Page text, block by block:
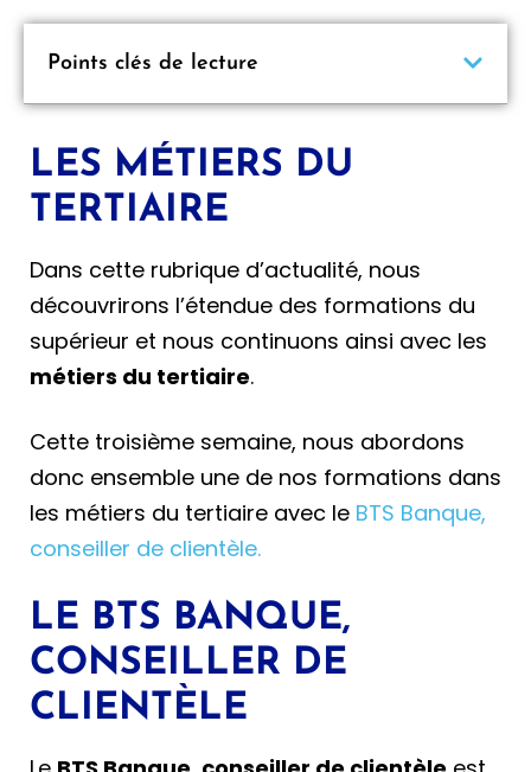
LES MÉTIERS DU
TERTIAIRE
Dans cette rubrique d’actualité, nous
découvrirons l’étendue des formations du
supérieur et nous continuons ainsi avec les
métiers du tertiaire.
Cette troisième semaine, nous abordons
donc ensemble une de nos formations dans
les métiers du tertiaire avec le BTS Banque,
conseiller de clientèle.
LE BTS BANQUE,
CONSEILLER DE
CLIENTÈLE
Points clés de lecture